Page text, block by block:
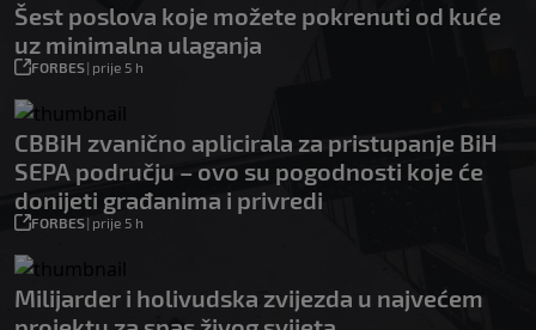
Šest poslova koje možete pokrenuti od kuće
uz minimalna ulaganja
FORBES| prije 5 h
CBBiH zvanično aplicirala za pristupanje BiH
SEPA području – ovo su pogodnosti koje će
donijeti građanima i privredi
FORBES| prije 5 h
Milijarder i holivudska zvijezda u najvećem